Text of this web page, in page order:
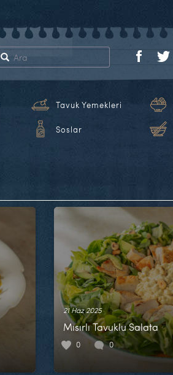
Tavuk Yemekleri
Soslar
21 Haz 2025
Mısırlı Tavuklu Salata
0 0